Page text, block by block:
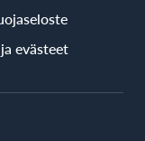
evästeet